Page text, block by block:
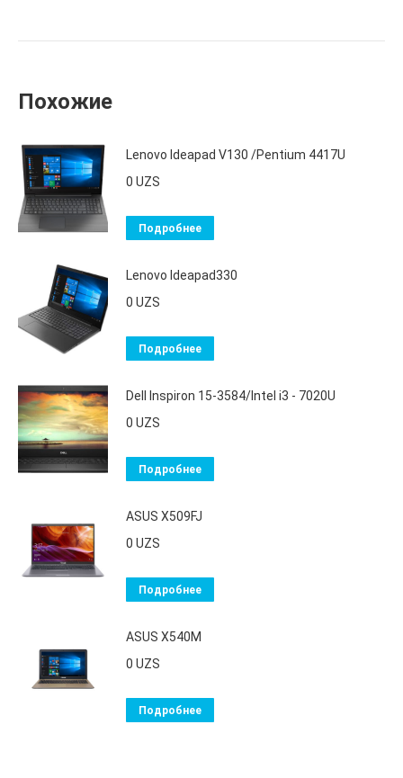
Похожие
Lenovo Ideapad V130 /Pentium 4417U
0 UZS
Подробнее
Lenovo Ideapad330
0 UZS
Подробнее
Dell Inspiron 15-3584/Intel i3 - 7020U
0 UZS
Подробнее
ASUS X509FJ
0 UZS
Подробнее
ASUS X540M
0 UZS
Подробнее